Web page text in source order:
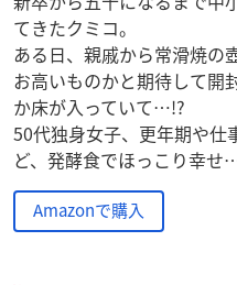
てきたクミコ。
ある日、親戚から常滑焼の
お高いものかと期待して開
か床が入っていて…!?
50代独身女子、更年期や仕
ど、発酵食でほっこり幸せ
Amazonで購入